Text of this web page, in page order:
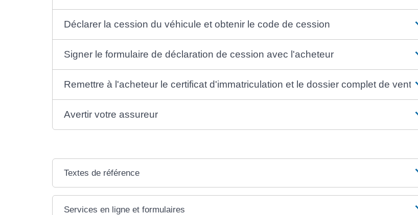
Déclarer la cession du véhicule et obtenir le code de cession
Signer le formulaire de déclaration de cession avec l'acheteur
Remettre à l'acheteur le certificat d'immatriculation et le dossier complet de vente
Avertir votre assureur
Textes de référence
Services en ligne et formulaires